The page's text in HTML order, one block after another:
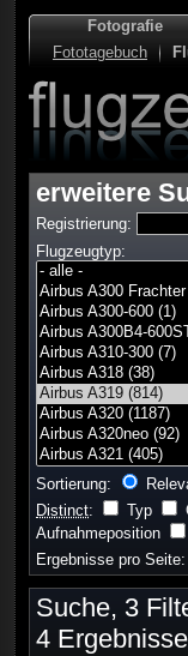
Fotografie
Fototagebuch
erweitere
Registrierung:
Flugzeugtyp:
Sortierung:
Distinct: Typ
Aufnahmeposition
Ergebnisse pro Seite:
Suche, 3
4 Ergebnisse